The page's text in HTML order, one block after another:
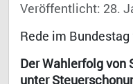
Veröffentlicht: 28.
Rede im Bundestag
Der Wahlerfolg von
unter